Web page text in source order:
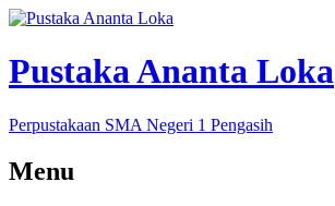
Pustaka Ananta Loka
Perpustakaan SMA Negeri 1 Pengasih
Menu